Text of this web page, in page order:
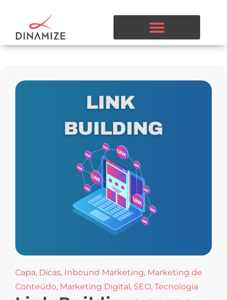
Capa, Dicas, Inbound Marketing, Marketing de
Conteúdo, Marketing Digital , SEO, Tecnologia